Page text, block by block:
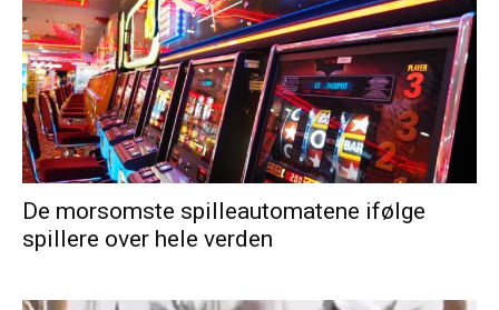
De morsomste spilleautomatene ifølge
spillere over hele verden